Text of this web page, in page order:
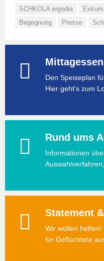
SCHKOLA ergodia
Begegnung
Presse
Den Speiseplan
Hier geht's zum
Rund ums
Informationen
Statement
Wir wollen
für Geflüchtete